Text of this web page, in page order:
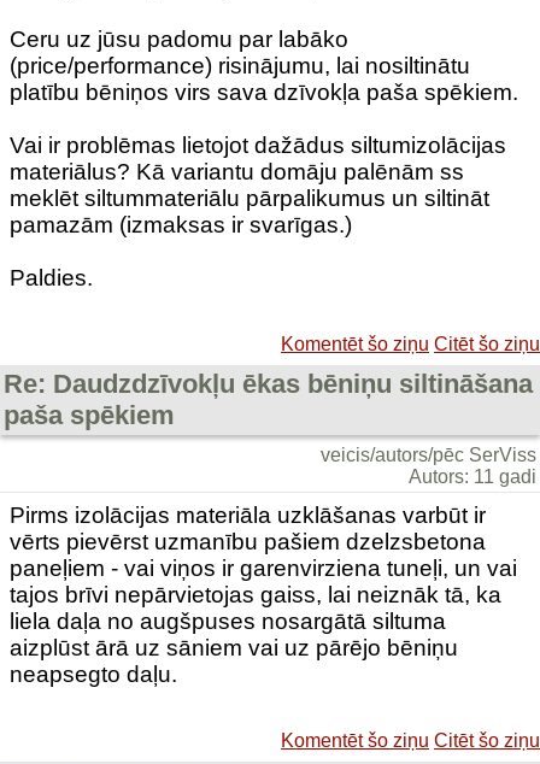
Ceru uz jūsu padomu par labāko
(price/performance) risinājumu, lai nosiltinātu
platību bēniņos virs sava dzīvokļa paša spēkiem.
Vai ir problēmas lietojot dažādus siltumizolācijas
materiālus? Kā variantu domāju palēnām ss
meklēt siltummateriālu pārpalikumus un siltināt
pamazām (izmaksas ir svarīgas.)
Paldies.
Komentēt šo ziņu Citēt šo ziņu
Re: Daudzdzīvokļu ēkas bēniņu siltināšana
paša spēkiem
veicis/autors/pēc SerViss
Autors: 11 gadi
Pirms izolācijas materiāla uzklāšanas varbūt ir
vērts pievērst uzmanību pašiem dzelzsbetona
paneļiem - vai viņos ir garenvirziena tuneļi, un vai
tajos brīvi nepārvietojas gaiss, lai neiznāk tā, ka
liela daļa no augšpuses nosargātā siltuma
aizplūst ārā uz sāniem vai uz pārējo bēniņu
neapsegto daļu.
Komentēt šo ziņu Citēt šo ziņu